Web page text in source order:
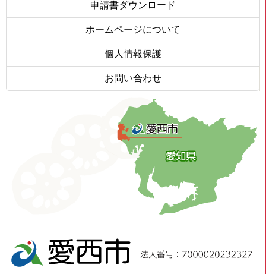
申請書ダウンロード
ホームページについて
個人情報保護
お問い合わせ